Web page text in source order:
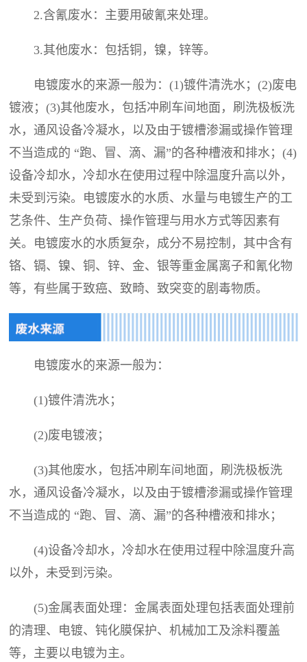
2.含氰废水：主要用破氰来处理。
3.其他废水：包括铜，镍，锌等。
电镀废水的来源一般为：(1)镀件清洗水；(2)废电
镀液；(3)其他废水，包括冲刷车间地面，刷洗极板洗
水，通风设备冷凝水，以及由于镀槽渗漏或操作管理
不当造成的 “跑、冒、滴、漏”的各种槽液和排水；(4)
设备冷却水，冷却水在使用过程中除温度升高以外，
未受到污染。电镀废水的水质、水量与电镀生产的工
艺条件、生产负荷、操作管理与用水方式等因素有
关。电镀废水的水质复杂，成分不易控制，其中含有
铬、镉、镍、铜、锌、金、银等重金属离子和氰化物
等，有些属于致癌、致畸、致突变的剧毒物质。
电镀废水的来源一般为：
(1)镀件清洗水；
(2)废电镀液；
(3)其他废水，包括冲刷车间地面，刷洗极板洗
水，通风设备冷凝水，以及由于镀槽渗漏或操作管理
不当造成的 “跑、冒、滴、漏”的各种槽液和排水；
(4)设备冷却水，冷却水在使用过程中除温度升高
以外，未受到污染。
(5)金属表面处理：金属表面处理包括表面处理前
的清理、电镀、钝化膜保护、机械加工及涂料覆盖
等，主要以电镀为主。